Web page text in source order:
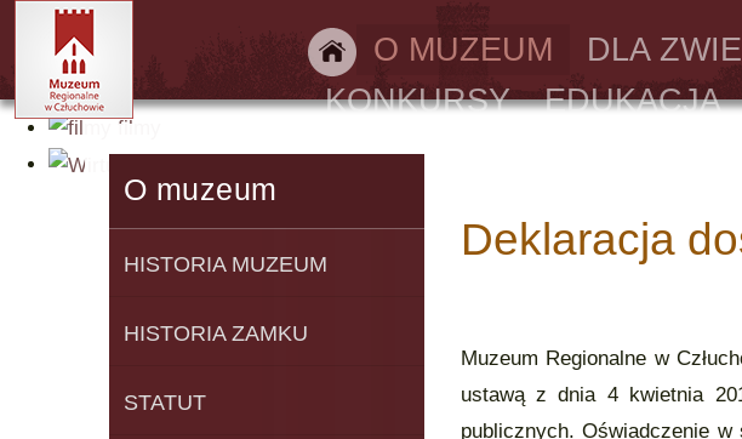
O MUZEUM DLA
KONKURSY
EDUKACJA
O muzeum
HISTORIA MUZEUM
HISTORIA ZAMKU
STATUT
Deklaracja
Muzeum Regionalne w
ustawą z dnia 4 kwietnia
publicznych. Oświadczenie
filmy